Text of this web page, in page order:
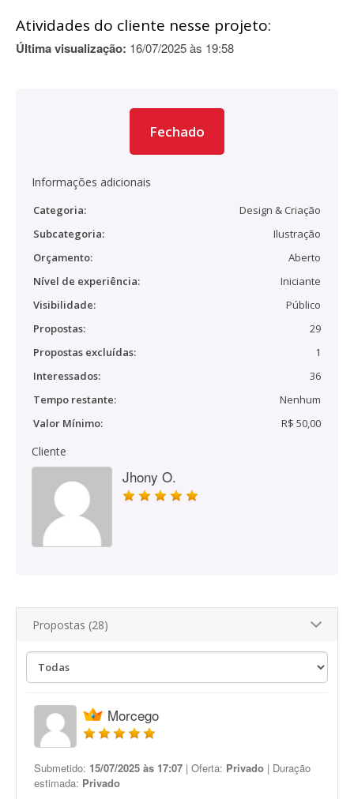
Atividades do cliente nesse projeto:
Última visualização: 16/07/2025 às 19:58
Fechado
Informações adicionais
Categoria:
Design & Criação
Subcategoria:
Ilustração
Orçamento:
Aberto
Nível de experiência:
Iniciante
Visibilidade:
Público
Propostas:
29
Propostas excluídas:
1
Interessados:
36
Tempo restante:
Nenhum
Valor Mínimo:
R$ 50,00
Cliente
Jhony O.
Propostas (28)
Morcego
Submetido: 15/07/2025 às 17:07 | Oferta: Privado | Duração
estimada: Privado